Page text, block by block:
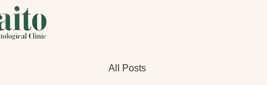
All Posts